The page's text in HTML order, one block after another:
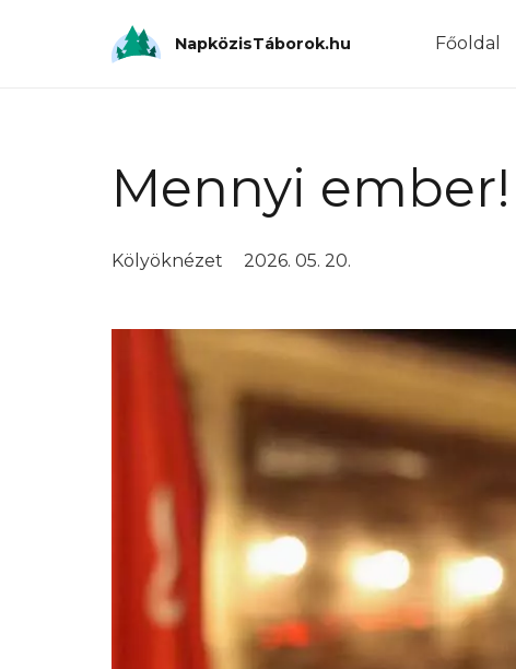
NapközisTáborok.hu Főoldal
Mennyi ember!
Kölyöknézet 2026. 05. 20.